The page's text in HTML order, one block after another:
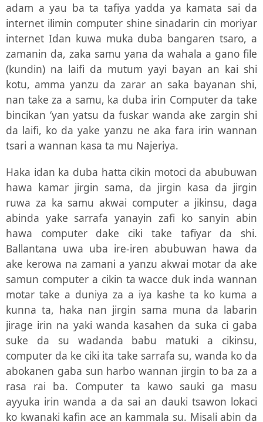
adam a yau ba ta tafiya yadda ya kamata sai da
internet ilimin computer shine sinadarin cin moriyar
internet Idan kuwa muka duba bangaren tsaro, a
zamanin da, zaka samu yana da wahala a gano file
(kundin) na laifi da mutum yayi bayan an kai shi
kotu, amma yanzu da zarar an saka bayanan shi,
nan take za a samu, ka duba irin Computer da take
bincikan ‘yan yatsu da fuskar wanda ake zargin shi
da laifi, ko da yake yanzu ne aka fara irin wannan
tsari a wannan kasa ta mu Najeriya.
Haka idan ka duba hatta cikin motoci da abubuwan
hawa kamar jirgin sama, da jirgin kasa da jirgin
ruwa za ka samu akwai computer a jikinsu, daga
abinda yake sarrafa yanayin zafi ko sanyin abin
hawa computer dake ciki take tafiyar da shi.
Ballantana uwa uba ire-iren abubuwan hawa da
ake kerowa na zamani a yanzu akwai motar da ake
samun computer a cikin ta wacce duk inda wannan
motar take a duniya za a iya kashe ta ko kuma a
kunna ta, haka nan jirgin sama muna da labarin
jirage irin na yaki wanda kasahen da suka ci gaba
suke da su wadanda babu matuki a cikinsu,
computer da ke ciki ita take sarrafa su, wanda ko da
abokanen gaba sun harbo wannan jirgin to ba za a
rasa rai ba. Computer ta kawo sauki ga masu
ayyuka irin wanda a da sai an dauki tsawon lokaci
ko kwanaki kafin ace an kammala su. Misali abin da